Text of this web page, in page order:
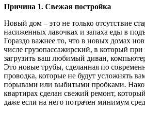
Причина 1. Свежая постройка
Новый дом – это не только отсутствие
насиженных лавочках и запаха еды в
Гораздо важнее то, что в новых домах
числе грузопассажирский, в который
загрузить ваш любимый диван,
Это новые трубы, сделанная по
проводка, которые не будут усложнять
порывами или выбитыми пробками.
квартирах сделан свежий ремонт,
даже если на него потрачен минимум